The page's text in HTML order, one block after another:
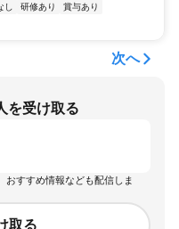
研修あり
賞与あり
次へ
を受け取る
おすすめ情報なども配信しま
取る